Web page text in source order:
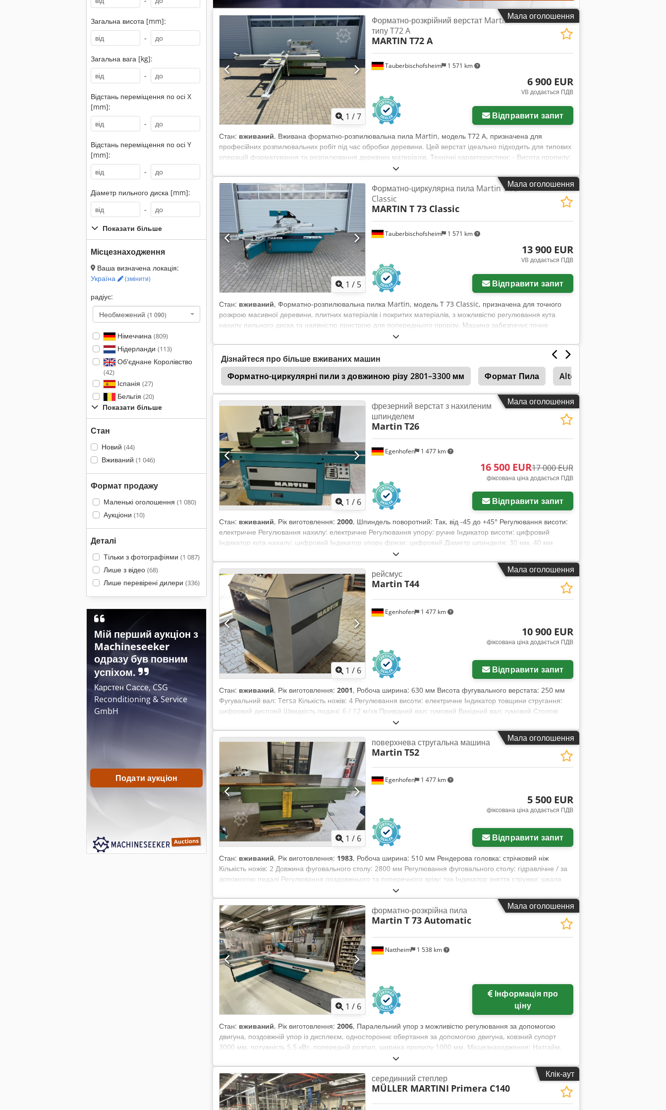
Загальна висота [mm]:
-
Загальна вага [kg]:
-
Відстань переміщення по осі X
[mm]:
-
Відстань переміщення по осі Y
[mm]:
-
Діаметр пильного диска [mm]:
-
Показати більше
Місцезнаходження
Ваша визначена локація:
Україна
(змінити)
радіус:
Необмежений (1 090)
Німеччина (809)
Нідерланди (113)
Об'єднане Королівство
(42)
Іспанія (27)
Бельгія (20)
Показати більше
Стан
Новий (44)
Вживаний (1 046)
Формат продажу
Маленькі оголошення (1 080)
Аукціони (10)
Деталі
Тільки з фотографіями (1 087)
Лише з відео (68)
Лише перевірені дилери (336)
Мій перший аукціон з
Machineseeker
одразу був повним
успіхом.
Карстен Сассе, CSG
Reconditioning & Service
GmbH
Подати аукціон
Мала оголошення
1 /7
Tauberbischofsheim 1 571 km
Форматно-розкрійний верстат Martin
типу T72 A
MARTIN T72 A
6 900 EUR
VB додається ПДВ
Відправити запит
Стан: вживаний, Вживана форматно-розпилювальна пила Martin, модель T72 A, призначена для
професійних розпилювальних робіт під час обробки деревини. Цей верстат ідеально підходить для типових
операцій форматування та розпилювання деревних матеріалів. Технічні характеристики: - Висота пропилу:
~ 145 мм - Ширина пропилу: ~ 1300 мм - Довжина пропилу: 3300 мм - Можливість нахилу: 45° - Обмежувач:
Цифровий - Регулювання: Електронне Codpfx Aezrywwjaxjrf - Паралельний обмежувач: Ручний
Мала оголошення
1 / 5
Tauberbischofsheim 1 571 km
Форматно-циркулярна пила Martin T 73
Classic
MARTIN T 73 Classic
13 900 EUR
VB додається ПДВ
Відправити запит
Стан: вживаний, Форматно-розпилювальна пилка Martin, модель T 73 Classic, призначена для точного
розкрою масивної деревини, плитних матеріалів і покритих матеріалів, з можливістю регулювання кута
нахилу пильного диска та наявністю пристрою для попереднього прорізу. Машина забезпечує точне
виконання поздовжніх, поперечних і кутових розрізів і розрахована на щоденне використання у професійній
обробці деревини. У комплект входить великий набір пильних дисків. Технічні характеристики: - Кут нахилу
пильного диска: 46° - Довжина розрізу: ~ 3200 мм Credpszryv Hsfx Aaxsf - Висота розрізу: макс. 170 мм -
Діаметр пильного диска: макс. 500 мм - Ширина розрізу: ~ 1100 мм - Потужність двигуна: 5,5 кВт -
Потужність пристрою для попереднього прорізу: 0,75 кВт
Дізнайтеся про більше вживаних машин
Форматно-циркулярні пили з довжиною різу 2801–3300 мм
Формат Пила Altendorf
Martin 1228
Мала оголошення
1 / 6
Egenhofen 1 477 km
фрезерний верстат з нахиленим
шпинделем
Martin T26
16 500 EUR17 000 EUR
фіксована ціна додається ПДВ
Відправити запит
Стан: вживаний, Рік виготовлення: 2000, Шпиндель поворотний: Так, від -45 до +45° Регулювання висоти:
електричне Регулювання нахилу: електричне Регулювання упору: ручне Індикатор висоти: цифровий
Індикатор кута нахилу: цифровий Індикатор упору фрези: цифровий Діаметр шпинделя: 30 мм, 40 мм
Csdpfx Aszdzbzsaxerf Обертів: 3000, 4500, 6000, 9000 Споживана потужність: 5 / 6 кВт Гальмо двигуна: Так,
автоматичне Витяжний підключення: 2 x 120 мм Довжина машини: 2500 мм Ширина машини: 1400 мм
Вага: 1100 кг
Мала оголошення
1 / 6
Egenhofen 1 477 km
рейсмус
Martin T44
10 900 EUR
фіксована ціна додається ПДВ
Відправити запит
Стан: вживаний, Рік виготовлення: 2001, Робоча ширина: 630 мм Висота фугувального верстата: 250 мм
Фугувальний вал: Tersa Кількість ножів: 4 Регулювання висоти: електричне Індикатор товщини стругання:
цифровий дисплей Швидкість подачі: 6 / 12 м/хв Привідний вал: гумовий Вихідний вал: гумовий Столові
вали: відсутні Crodpfezq Dcnjx Aaxsf Потужність двигуна: 5,5 кВт Під’єднувальний отвір для
пиловідсмоктувача: 160 мм Довжина верстата: 1200 мм Ширина верстата: 1200 мм Вага: 1000 кг
Мала оголошення
1 / 6
Egenhofen 1 477 km
поверхнева стругальна машина
Martin T52
5 500 EUR
фіксована ціна додається ПДВ
Відправити запит
Стан: вживаний, Рік виготовлення: 1983, Робоча ширина: 510 мм Рендерова головка: стрічковий ніж
Кількість ножів: 2 Довжина фуговального столу: 2800 мм Регулювання фуговального столу: гідравлічне / за
допомогою педалі Регулювання поздовжнього та поперечного зрізу: так Індикатор зняття стружки: шкала
Crjdjzq Dcbjpfx Aaxef Індикатор поздовжнього та поперечного зрізу: шкала Кут фуговального упору
регулюється: так Потужність двигуна: 5,5 кВт Гальмо двигуна: так, автоматичне Довжина машини: 2800 мм
Ширина машини: 1000 мм Вага: 1050 кг
Мала оголошення
1 / 6
Nattheim 1 538 km
форматно-розкрійна пила
Martin T 73 Automatic
ціну
Стан: вживаний, Рік виготовлення: 2006, Паралельний упор з можливістю регулювання за допомогою
двигуна, поздовжній упор із дисплеєм, одностороннє обертання за допомогою двигуна, ковзний супорт
3000 мм, потужність 5,5 кВт, попередній розпил, ширина пропилу 1000 мм. Місцезнаходження: Натгайм.
Клік-аут
серединний степлер
MÜLLER MARTINI Primera C140